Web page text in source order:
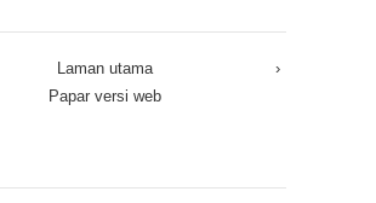
›
Laman utama
Papar versi web